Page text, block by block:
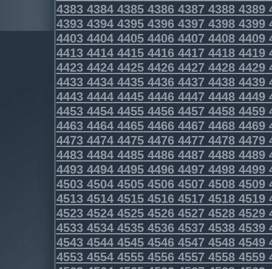
4383438443854386438743884389
4393439443954396439743984399
4403440444054406440744084409
4413441444154416441744184419
4423442444254426442744284429
4433443444354436443744384439
4443444444454446444744484449
4453445444554456445744584459
4463446444654466446744684469
4473447444754476447744784479
4483448444854486448744884489
4493449444954496449744984499
4503450445054506450745084509
4513451445154516451745184519
4523452445254526452745284529
4533453445354536453745384539
4543454445454546454745484549
4553455445554556455745584559